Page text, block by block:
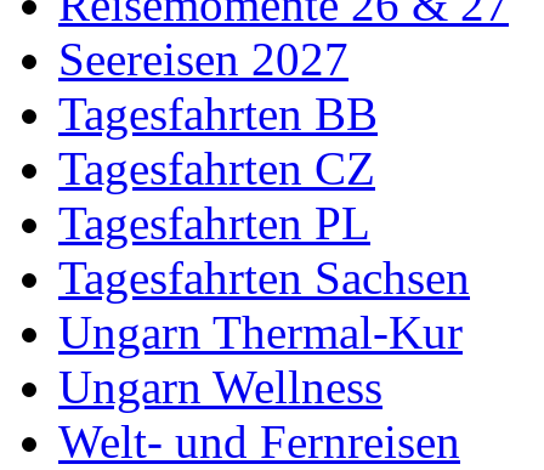
Seereisen 2027
Tagesfahrten BB
Tagesfahrten CZ
Tagesfahrten PL
Tagesfahrten Sachsen
Ungarn Thermal-Kur
Ungarn Wellness
Welt- und Fernreisen